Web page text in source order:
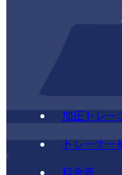
加圧トレー
トレーナー